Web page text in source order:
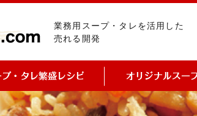
業務用スープ・タレを活用した
売れる開発